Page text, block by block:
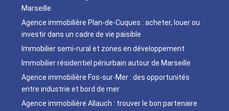
Marseille
Agence immobilière Plan-de-Cuques : acheter, louer ou
investir dans un cadre de vie paisible
Immobilier semi-rural et zones en développement
Immobilier résidentiel périurbain autour de Marseille
Agence immobilière Fos-sur-Mer : des opportunités
entre industrie et bord de mer
Agence immobilière Allauch : trouver le bon partenaire